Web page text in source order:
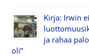
Kirja: Irwin
ja rahaa
oli”